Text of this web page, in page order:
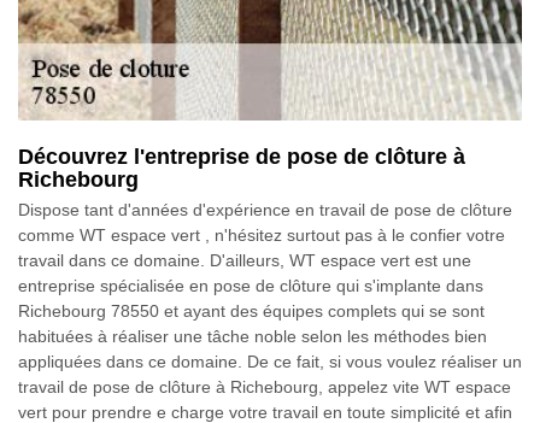
Découvrez l'entreprise de pose de clôture à
Richebourg
Dispose tant d'années d'expérience en travail de pose de clôture
comme WT espace vert , n'hésitez surtout pas à le confier votre
travail dans ce domaine. D'ailleurs, WT espace vert est une
entreprise spécialisée en pose de clôture qui s'implante dans
Richebourg 78550 et ayant des équipes complets qui se sont
habituées à réaliser une tâche noble selon les méthodes bien
appliquées dans ce domaine. De ce fait, si vous voulez réaliser un
travail de pose de clôture à Richebourg, appelez vite WT espace
vert pour prendre e charge votre travail en toute simplicité et afin